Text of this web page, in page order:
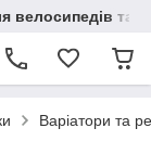
велосипедів та
Варіатори та